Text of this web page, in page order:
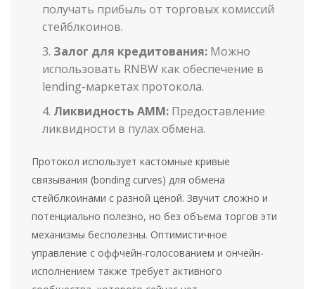
получать прибыль от торговых комиссий
стейблкоинов.
Залог для кредитования: Можно
использовать RNBW как обеспечение в
lending-маркетах протокола.
Ликвидность AMM: Предоставление
ликвидности в пулах обмена.
Протокол использует кастомные кривые
связывания (bonding curves) для обмена
стейблкоинами с разной ценой. Звучит сложно и
потенциально полезно, но без объема торгов эти
механизмы бесполезны. Оптимистичное
управление с оффчейн-голосованием и ончейн-
исполнением также требует активного